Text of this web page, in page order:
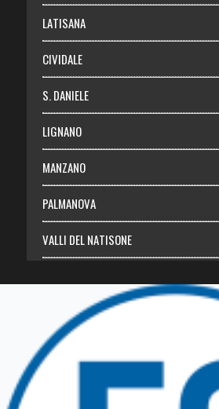
Login
LATISANA
CIVIDALE
S. DANIELE
LIGNANO
MANZANO
PALMANOVA
VALLI DEL NATISONE
TRICESIMO
TARCENTO
GEMONA DEL FRIULI